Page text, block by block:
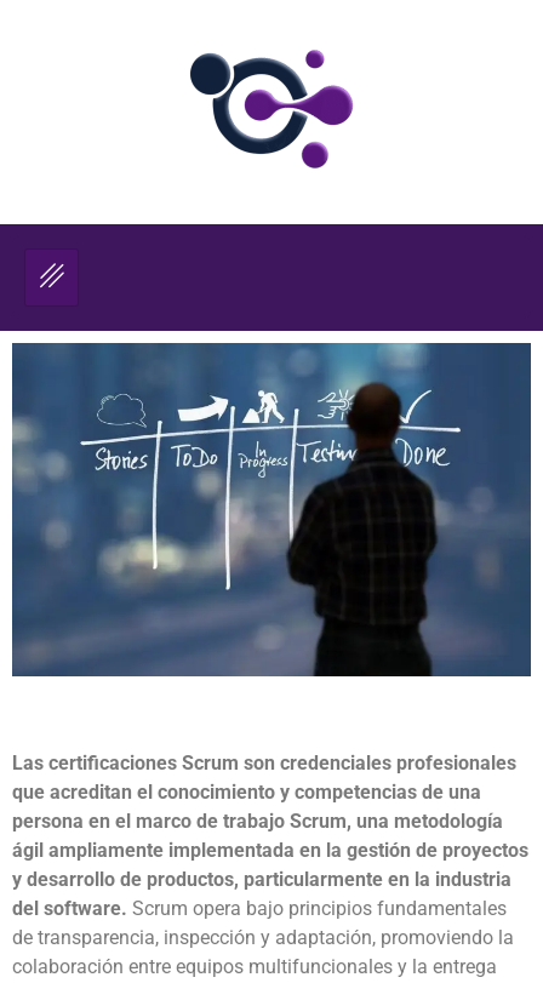
Las certificaciones Scrum son credenciales profesionales
que acreditan el conocimiento y competencias de una
persona en el marco de trabajo Scrum, una metodología
ágil ampliamente implementada en la gestión de proyectos
y desarrollo de productos, particularmente en la industria
del software. Scrum opera bajo principios fundamentales
de transparencia, inspección y adaptación, promoviendo la
colaboración entre equipos multifuncionales y la entrega